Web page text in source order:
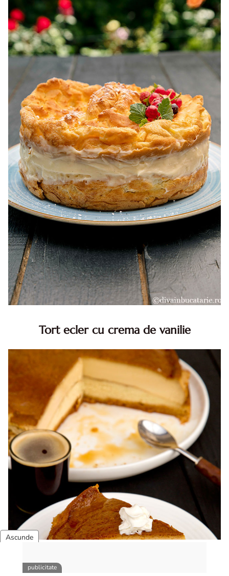
pentru dieta.
Tort ecler cu crema de vanilie
Reteta tort ecler. Tort ecler cu crema vanilie. Reteta
Karpatka